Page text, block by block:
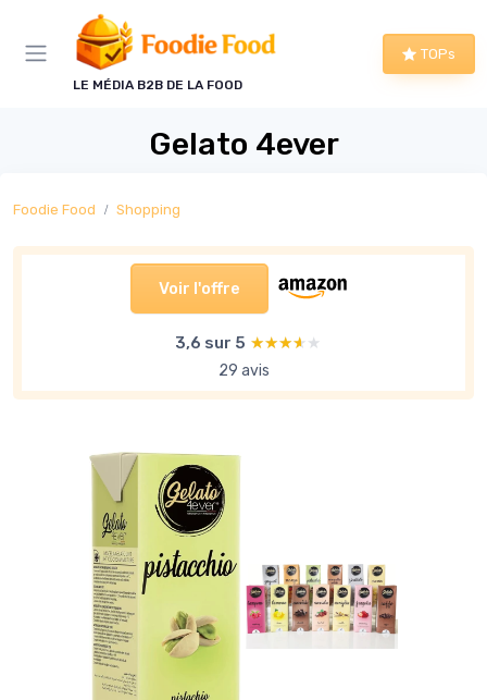
LE MÉDIA B2B DE LA FOOD
TOPs
Gelato 4ever
Foodie Food Shopping
Voir l'offre
3,6 sur 5 ★★★★★
★★★★★
29 avis
Panneau de gestion des cookies